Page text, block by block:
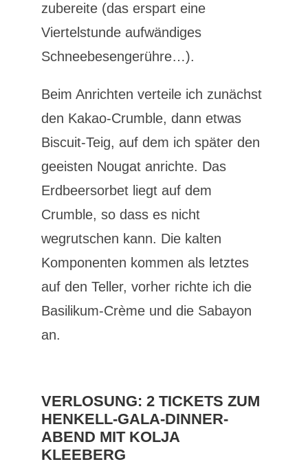
zubereite (das erspart eine
Viertelstunde aufwändiges
Schneebesengerühre…).
Beim Anrichten verteile ich zunächst
den Kakao-Crumble, dann etwas
Biscuit-Teig, auf dem ich später den
geeisten Nougat anrichte. Das
Erdbeersorbet liegt auf dem
Crumble, so dass es nicht
wegrutschen kann. Die kalten
Komponenten kommen als letztes
auf den Teller, vorher richte ich die
Basilikum-Crème und die Sabayon
an.
VERLOSUNG: 2 TICKETS ZUM
HENKELL-GALA-DINNER-
ABEND MIT KOLJA
KLEEBERG